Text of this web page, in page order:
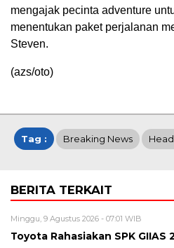
mengajak pecinta adventure
menentukan paket perjalanan
Steven.
(azs/oto)
Tag : Breaking News
BERITA TERKAIT
Minggu, 9 Agustus 2026 - 07:01 WIB
Toyota Rahasiakan SPK GIIAS